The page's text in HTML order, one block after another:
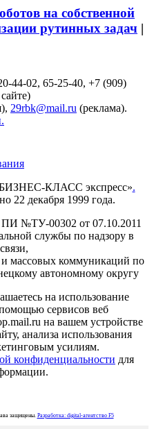
на собственной
рутинных задач |
44-02, 65-25-40, +7 (909)
29rbk@mail.ru (реклама).
КЛАСС экспресс».
22 декабря 1999 года.
ПИ №ТУ-00302 от 07.10.2011
службы по надзору в
массовых коммуникаций по
автономному округу
на использование
сервисов веб
на вашем устройстве
анализа использования
усилиям.
конфиденциальности для
защищены. Разработка: digital-агентство F5